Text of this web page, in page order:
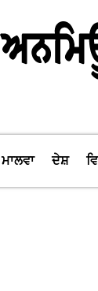
ਮਾਲਵਾ ਦੇਸ਼